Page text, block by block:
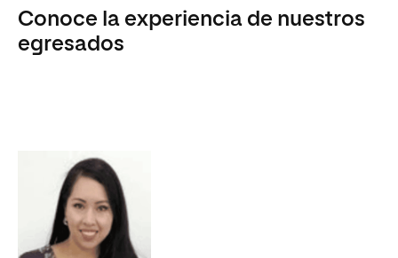
Conoce la experiencia de nuestros
egresados